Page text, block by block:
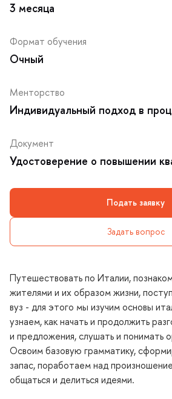
Подать заявку
Задать вопрос
3 месяца
Формат обучения
Очный
Менторство
Индивидуальный подход в
Документ
Удостоверение о повышении
Путешествовать по Италии,
жителями и их образом жизни,
уз - для этого мы изучим основы
узнаем, как начать и продолжить
и предложения, слушать и понимать
Освоим базовую грамматику,
запас, поработаем над
общаться и делиться идеями.